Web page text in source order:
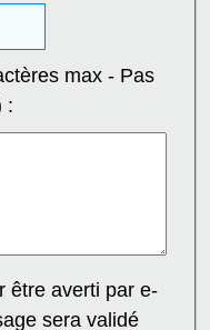
max - Pas
:
être averti par e-
sera validé